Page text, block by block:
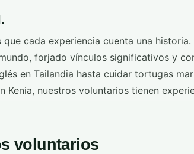
cada experiencia cuenta una historia.
forjado vínculos significativos y
en Tailandia hasta cuidar tortugas
Kenia, nuestros voluntarios tienen
voluntarios